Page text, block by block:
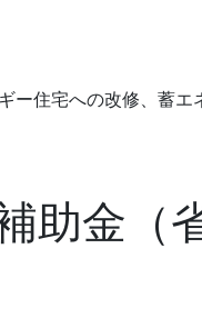
住宅への改修、蓄エ
金（